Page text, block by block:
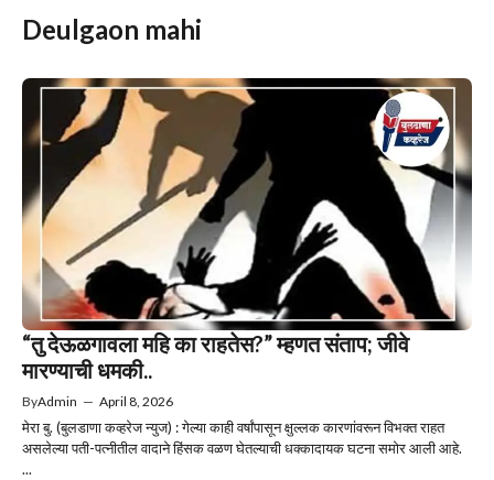
Deulgaon mahi
“तु देऊळगावला महि का राहतेस?” म्हणत संताप; जीवे
मारण्याची धमकी..
ByAdmin — April 8, 2026
मेरा बु. (बुलडाणा कव्हरेज न्युज) : गेल्या काही वर्षांपासून क्षुल्लक कारणांवरून विभक्त राहत
असलेल्या पती-पत्नीतील वादाने हिंसक वळण घेतल्याची धक्कादायक घटना समोर आली आहे.
...